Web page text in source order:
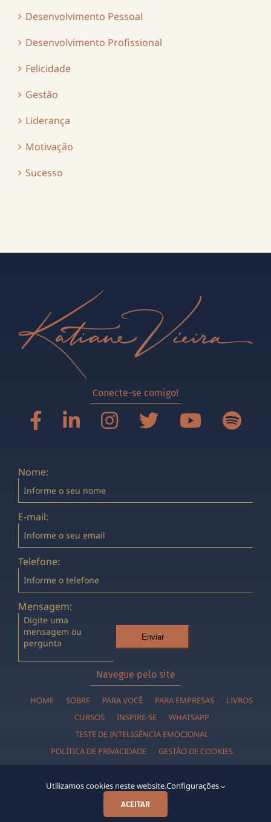
Desenvolvimento Pessoal
Desenvolvimento Profissional
Felicidade
Gestão
Liderança
Motivação
Sucesso
Conecte-se comigo!
Nome:
E-mail:
Telefone:
Mensagem:
Enviar
Navegue pelo site
HOME SOBRE PARA VOCÊ PARA EMPRESAS
LIVROS
CURSOS
INSPIRE-SE
WHATSAPP
TESTE DE INTELIGÊNCIA EMOCIONAL
POLÍTICA DE PRIVACIDADE
GESTÃO DE COOKIES
Utilizamos cookies neste website.Configurações
ACEITAR